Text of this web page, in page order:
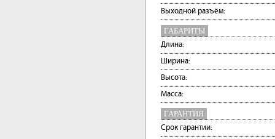
Выходной разъём:
ГАБАРИТЫ
Длина:
Ширина:
Высота:
Масса:
ГАРАНТИЯ
Срок гарантии: